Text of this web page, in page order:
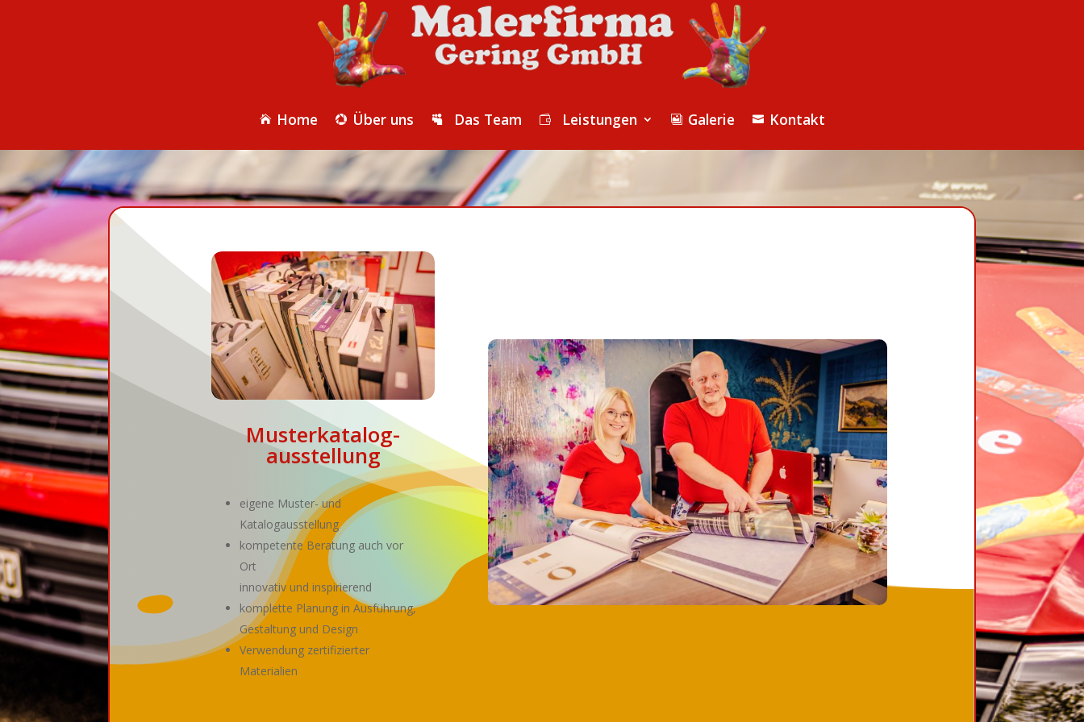
 Home  Über uns  Das Team  Leistungen  Galerie  Kontakt
Musterkatalog­
ausstellung
eigene Muster- und
Katalogausstellung
kompetente Beratung auch vor
Ort
innovativ und inspirierend
komplette Planung in Ausführung,
Gestaltung und Design
Verwendung zertifizierter
Materialien